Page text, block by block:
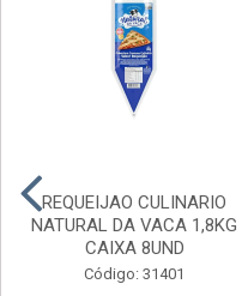
REQUEIJAO CULINARIO
NATURAL DA VACA 1,8KG
CAIXA 8UND
Código: 31401